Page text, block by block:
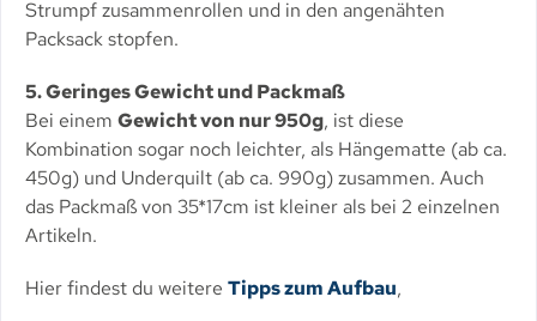
Strumpf zusammenrollen und in den angenähten
Packsack stopfen.
5. Geringes Gewicht und Packmaß
Bei einem Gewicht von nur 950g, ist diese
Kombination sogar noch leichter, als Hängematte (ab ca.
450g) und Underquilt (ab ca. 990g) zusammen. Auch
das Packmaß von 35*17cm ist kleiner als bei 2 einzelnen
Artikeln.
Hier findest du weitere Tipps zum Aufbau,